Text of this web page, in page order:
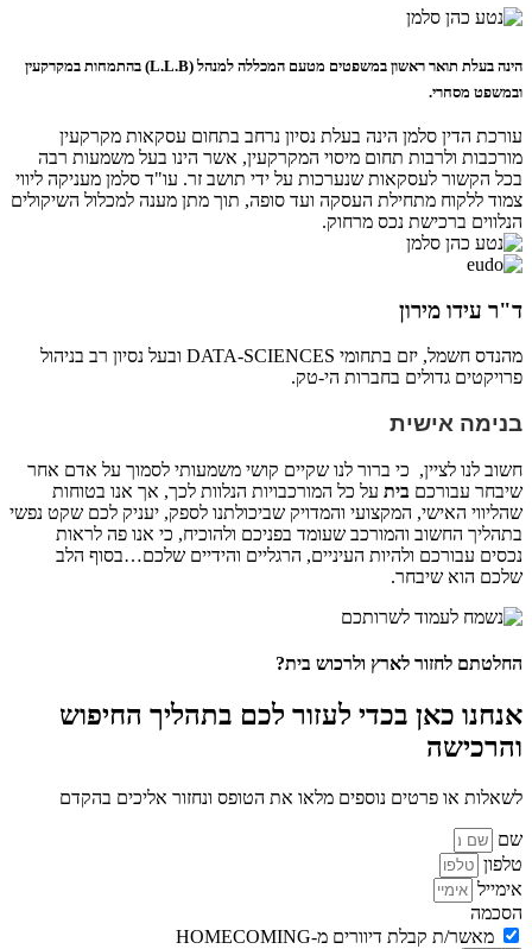
הינה בעלת תואר ראשון במשפטים מטעם המכללה למנהל (L.L.B)
בהתמחות במקרקעין
ובמשפט מסחרי.
עורכת הדין סלמן הינה בעלת נסיון נרחב בתחום עסקאות מקרקעין
מורכבות ולרבות תחום מיסוי המקרקעין, אשר הינו בעל משמעות רבה
בכל הקשור לעסקאות שנערכות על ידי תושב זר. עו"ד סלמן מעניקה ליווי
צמוד ללקוח מתחילת העסקה ועד סופה, תוך מתן מענה למכלול השיקולים
הנלווים ברכישת נכס מרחוק.
ד"ר עידו מירון
מהנדס חשמל, יזם בתחומי DATA-SCIENCES ובעל נסיון רב בניהול
פרויקטים גדולים בחברות הי-טק.
בנימה אישית
חשוב לנו לציין, כי ברור לנו שקיים קושי משמעותי לסמוך על אדם אחר
שיבחר עבורכם בית על כל המורכבויות הנלוות לכך, אך אנו בטוחות
שהליווי האישי, המקצועי והמדויק שביכולתנו לספק, יעניק לכם שקט נפשי
בתהליך החשוב והמורכב שעומד בפניכם ולהוכיח, כי אנו פה לראות
נכסים עבורכם ולהיות העיניים, הרגליים והידיים שלכם…בסוף הלב
שלכם הוא שיבחר.
החלטתם לחזור לארץ ולרכוש בית?
אנחנו כאן בכדי לעזור לכם בתהליך החיפוש
והרכישה
לשאלות או פרטים נוספים מלאו את הטופס ונחזור אליכים בהקדם
שם
טלפון
אימייל
הסכמה
מאשר/ת קבלת דיוורים מ-HOMECOMING